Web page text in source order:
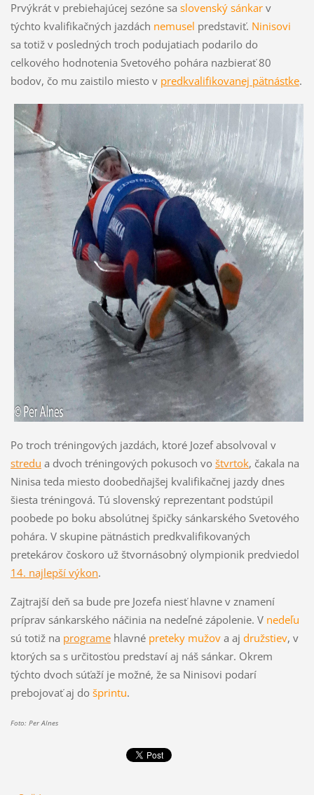
Prvýkrát v prebiehajúcej sezóne sa slovenský sánkarv
týchto kvalifikačných jazdách nemusel predstaviť. Ninisovi
sa totiž v posledných troch podujatiach podarilo do
celkového hodnotenia Svetového pohára nazbierať 80
bodov, čo mu zaistilo miesto v predkvalifikovanej pätnástke.
Po troch tréningových jazdách, ktoré Jozef absolvoval v
stredu a dvoch tréningových pokusoch vo štvrtok, čakala na
Ninisa teda miesto doobedňajšej kvalifikačnej jazdy dnes
šiesta tréningová. Tú slovenský reprezentant podstúpil
poobede po boku absolútnej špičky sánkarského Svetového
pohára. V skupine pätnástich predkvalifikovaných
pretekárov čoskoro už štvornásobný olympionik predviedol
14. najlepší výkon.
Zajtrajší deň sa bude pre Jozefa niesť hlavne v znamení
príprav sánkarského náčinia na nedeľné zápolenie. V nedeľu
sú totiž na programehlavné preteky mužova aj družstiev, v
ktorých sa s určitosťou predstaví aj náš sánkar. Okrem
týchto dvoch súťaží je možné, že sa Ninisovi podarí
prebojovať aj do šprintu.
Foto: Per Alnes